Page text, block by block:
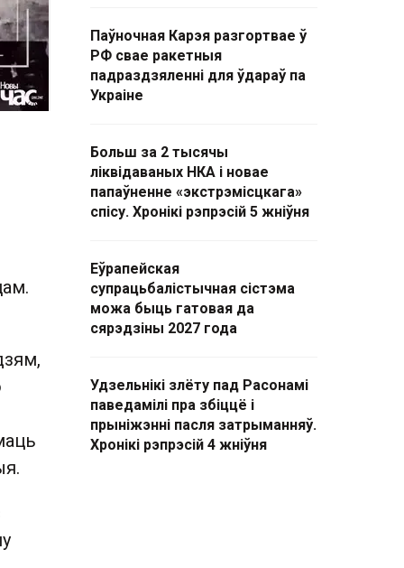
Паўночная Карэя разгортвае ў
РФ свае ракетныя
падраздзяленні для ўдараў па
Украіне
Больш за 2 тысячы
ліквідаваных НКА і новае
папаўненне «экстрэмісцкага»
спісу. Хронікі рэпрэсій 5 жніўня
Еўрапейская
супрацьбалістычная сістэма
можа быць гатовая да
сярэдзіны 2027 года
Удзельнікі злёту пад Расонамі
паведамілі пра збіццё і
прыніжэнні пасля затрыманняў.
Хронікі рэпрэсій 4 жніўня